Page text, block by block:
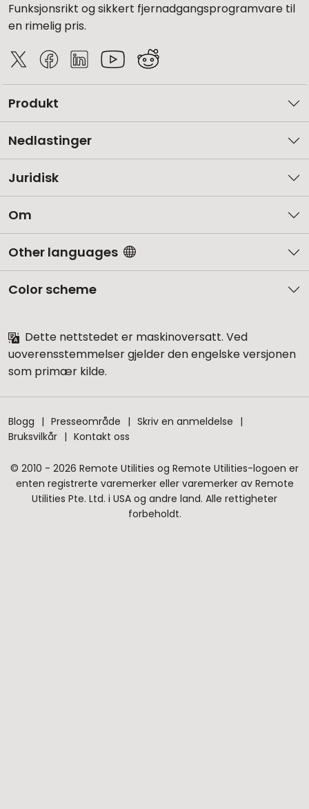
Funksjonsrikt og sikkert fjernadgangsprogramvare til
en rimelig pris.
Produkt
Nedlastinger
Juridisk
Om
Other languages
Color scheme
Dette nettstedet er maskinoversatt. Ved
uoverensstemmelser gjelder den engelske versjonen
som primær kilde.
Blogg Presseområde
Skriv en anmeldelse
Bruksvilkår
Kontakt oss
© 2010 - 2026 Remote Utilities og Remote Utilities-logoen er
enten registrerte varemerker eller varemerker av Remote
Utilities Pte. Ltd. i USA og andre land. Alle rettigheter
forbeholdt.